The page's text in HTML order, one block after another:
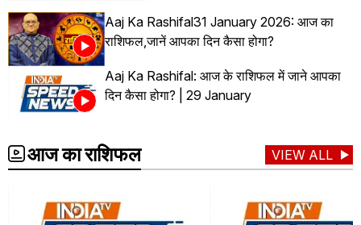
Aaj Ka Rashifal31 January 2026: आज का
राशिफल,जानें आपका दिन कैसा होगा?
Aaj Ka Rashifal: आज के राशिफल में जाने आपका
दिन कैसा होगा? | 29 January
आज का राशिफल VIEW ALL